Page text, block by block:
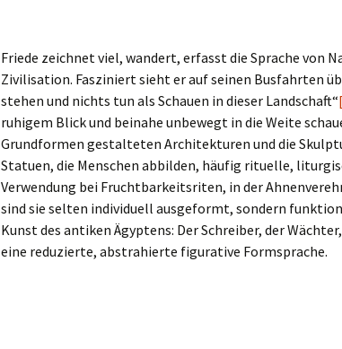
Friede zeichnet viel, wandert, erfasst die Sprache von
Zivilisation. Fasziniert sieht er auf seinen Busfahrten
stehen und nichts tun als Schauen in dieser Landschaft“
ruhigem Blick und beinahe unbewegt in die Weite
Grundformen gestalteten Architekturen und die
Statuen, die Menschen abbilden, häufig rituelle,
Verwendung bei Fruchtbarkeitsriten, in der
sind sie selten individuell ausgeformt, sondern
Kunst des antiken Ägyptens: Der Schreiber, der
eine reduzierte, abstrahierte figurative Formsprache.